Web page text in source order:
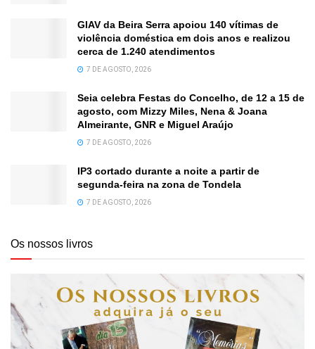
GIAV da Beira Serra apoiou 140 vítimas de
violência doméstica em dois anos e realizou
cerca de 1.240 atendimentos
7 DE AGOSTO, 2026
Seia celebra Festas do Concelho, de 12 a 15 de
agosto, com Mizzy Miles, Nena & Joana
Almeirante, GNR e Miguel Araújo
7 DE AGOSTO, 2026
IP3 cortado durante a noite a partir de
segunda-feira na zona de Tondela
7 DE AGOSTO, 2026
Os nossos livros